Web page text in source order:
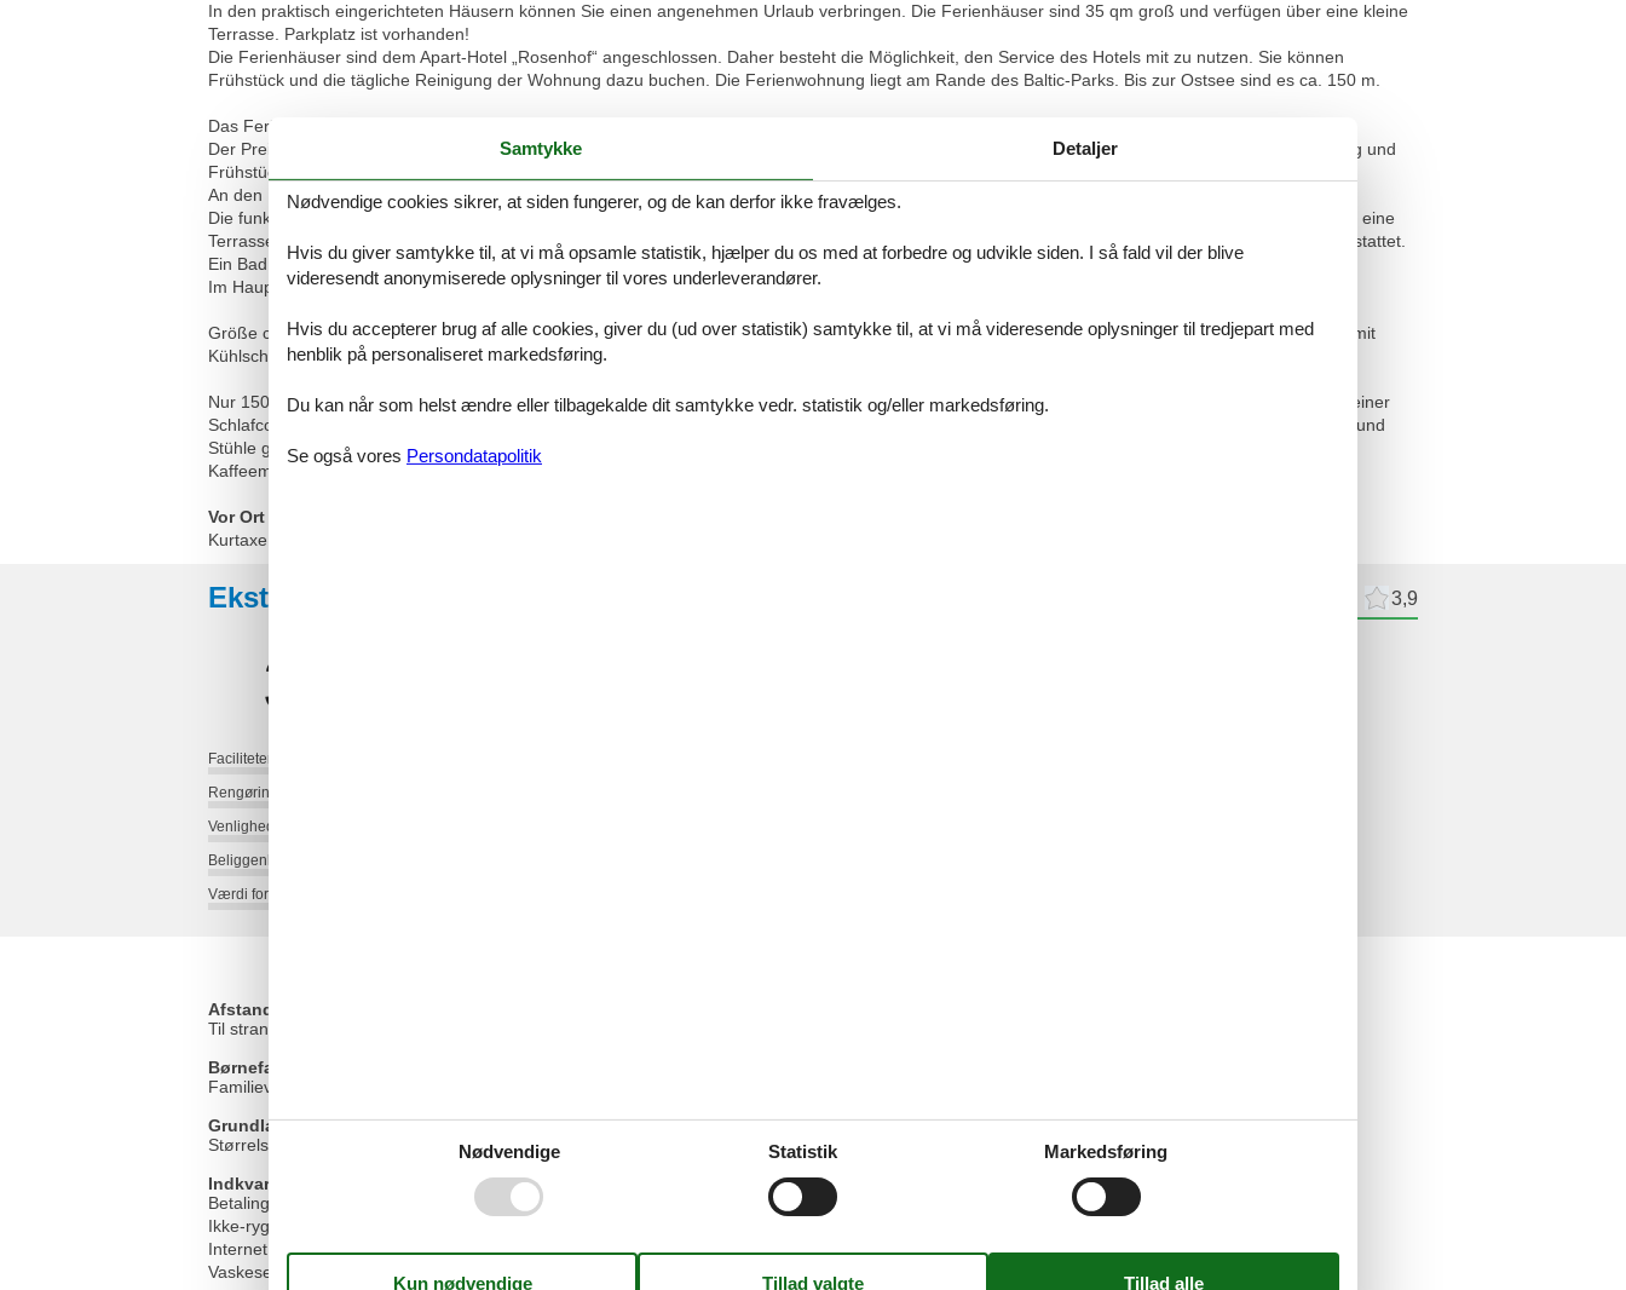
In den praktisch eingerichteten Häusern können Sie einen angenehmen Urlaub verbringen. Die Ferienhäuser sind 35 qm groß und verfügen über eine kleine
Terrasse. Parkplatz ist vorhanden!
Die Ferienhäuser sind dem Apart-Hotel „Rosenhof“ angeschlossen. Daher besteht die Möglichkeit, den Service des Hotels mit zu nutzen. Sie können
Frühstück und die tägliche Reinigung der Wohnung dazu buchen. Die Ferienwohnung liegt am Rande des Baltic-Parks. Bis zur Ostsee sind es ca. 150 m.
Das Ferienhaus TW103 ist eine hübsche Zweiraum-Wohnung mit Terrasse zur Ostseite und ca. 35 qm groß.
Der Preis für das kleine Ferienhaus TW103 beinhaltet freies W-LAN(ohne Gewähr), Wäsche für 2 Personen und Endreinigung. Eine tägliche Reinigung und
Frühstück können Sie dazu buchen.
An den Ferienwohnungen steht Ihnen ein Parkplatz kostenfrei zur Verfügung.
Die funktional gestaltete Wohnung hat ein Wohnzimmer mit Schlafsofa und Esstisch, eine kleine separate Küche, ein Schlafzimmer mit Doppelbett und eine
Terrasse. Der Küchenbereich ist mit 2-Platten-Kochfeld, Kühlschrank mit Gefrierfach, Kaffeemaschine, Wasserkocher, Toaster und div. Geschirr ausgestattet.
Ein Bad mit Fenster, Dusche, Waschbecken und WC komplettieren den Gesamteindruck der Wohnung.
Im Haupthaus (ca. 15 m entfernt) können Waschmaschine und Trockner gegen Gebühr genutzt werden.
Größe ca. 35 qm - Wohnzimmer mit Schlafcouch, Esstisch, Anrichte, Kabel-TV und Radio - Schlafzimmer mit Doppelbett und Kleiderschrank - Küche mit
Kühlschrank, Kaffeemaschine und Zweiplattenkochfeld - Dusche/WC und Balkon zur Südseite
Nur 150 m vom Strand wohnen Sie in einem kleinen 2 Raum-Ferienhaus. Die 35 qm große Wohnung liegt im Erdgeschoss. Das Wohnzimmer ist mit einer
Schlafcouch, Couchtisch, Sessel, Anrichte, mit Kabel-TV, Radio, Essbereich (Tresen mit Hocker) und Küchenzeile ausgestattet. Die Terrasse mit Tisch und
Stühle geht zur Ostseite. Im Schlafzimmer stehen ein Doppelbett und ein Kleiderschrank. Die Küchenzeile wurde ausgestattet mit Kühlschrank,
Kaffeemaschine, 2 Platten-Kochfeld, Toaster und Wasserkocher. Das Bad mit Dusche und WC komplettiert das kleine Ferienhaus.
Vor Ort
Kurtaxe
Eksterne anmeldelser 3,9
3,9
Faciliteter:
Rengøring:
Venlighed:
Beliggenhed:
Værdi for pengene:
Afstande
Til stranden
Børnefaciliteter
Familievenlig
Grundlæggende faciliteter
Størrelse
35 m²
Indkvartering Faciliteter
Betalingskort
Ikke-ryger hus
Internet i det offentlige område
Vaskeservice
Højstol
Kaffemaskine
Køkken (pantry/mini)
Samtykke Detaljer
Nødvendige cookies sikrer, at siden fungerer, og de kan derfor ikke fravælges.
Hvis du giver samtykke til, at vi må opsamle statistik, hjælper du os med at forbedre og udvikle siden. I så fald vil der blive
videresendt anonymiserede oplysninger til vores underleverandører.
Hvis du accepterer brug af alle cookies, giver du (ud over statistik) samtykke til, at vi må videresende oplysninger til tredjepart med
henblik på personaliseret markedsføring.
Du kan når som helst ændre eller tilbagekalde dit samtykke vedr. statistik og/eller markedsføring.
Se også vores Persondatapolitik
Nødvendige Statistik Markedsføring